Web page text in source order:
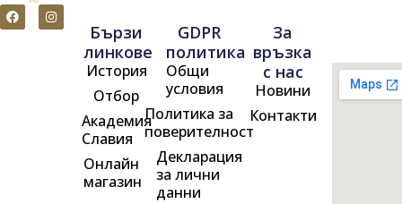
F
a
c
I
n
s
Бързи
линкове
История
Отбор
Академия
Славия
Онлайн
магазин
GDPR
политика
Общи
условия
Политика за
поверителност
Декларация
за лични
данни
За
връзка
с нас
Новини
Контакти